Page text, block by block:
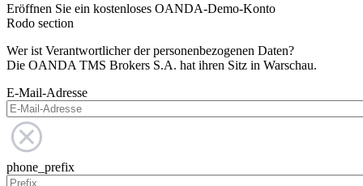
Eröffnen Sie ein kostenloses OANDA-Demo-Konto
Rodo section
Wer ist Verantwortlicher der personenbezogenen Daten?
Die OANDA TMS Brokers S.A. hat ihren Sitz in Warschau.
E-Mail-Adresse
phone_prefix